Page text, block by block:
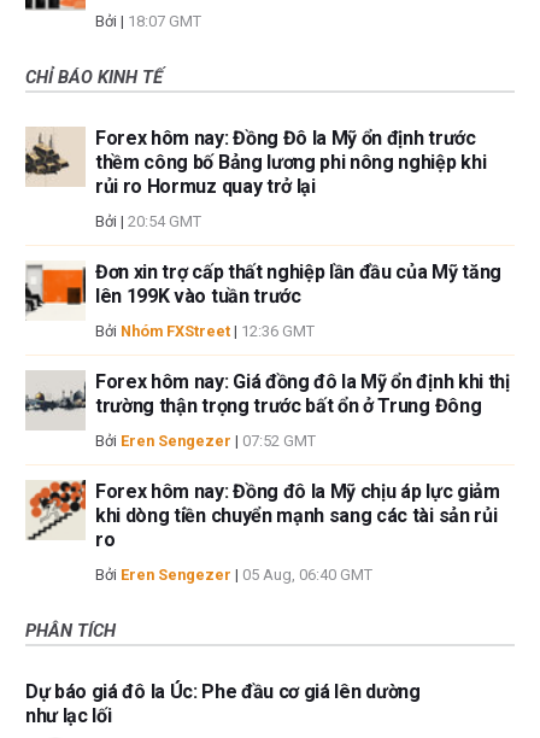
Bởi | 18:07 GMT
CHỈ BÁO KINH TẾ
Forex hôm nay: Đồng Đô la Mỹ ổn định trước
thềm công bố Bảng lương phi nông nghiệp khi
rủi ro Hormuz quay trở lại
Bởi | 20:54 GMT
Đơn xin trợ cấp thất nghiệp lần đầu của Mỹ tăng
lên 199K vào tuần trước
Bởi Nhóm FXStreet | 12:36 GMT
Forex hôm nay: Giá đồng đô la Mỹ ổn định khi thị
trường thận trọng trước bất ổn ở Trung Đông
Bởi Eren Sengezer | 07:52 GMT
Forex hôm nay: Đồng đô la Mỹ chịu áp lực giảm
khi dòng tiền chuyển mạnh sang các tài sản rủi
ro
Bởi Eren Sengezer | 05 Aug, 06:40 GMT
PHÂN TÍCH
Dự báo giá đô la Úc: Phe đầu cơ giá lên dường
như lạc lối